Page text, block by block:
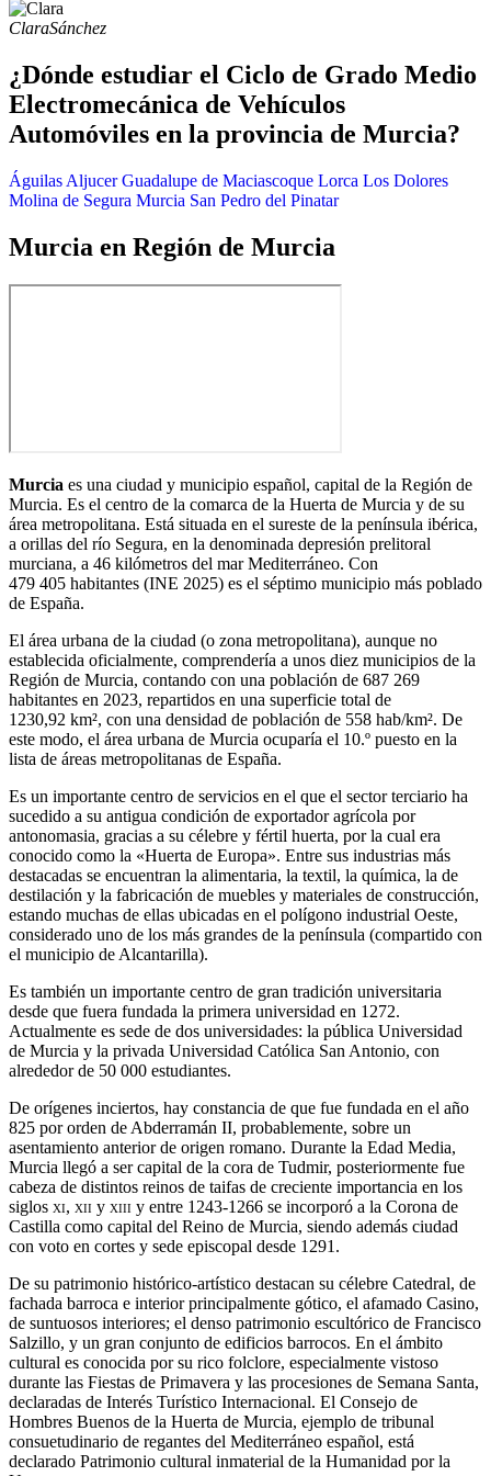
ClaraSánchez
¿Dónde estudiar el Ciclo de Grado Medio
Electromecánica de Vehículos
Automóviles en la provincia de Murcia?
Águilas Aljucer Guadalupe de Maciascoque Lorca Los Dolores
Molina de Segura Murcia San Pedro del Pinatar
Murcia en Región de Murcia
Murcia es una ciudad y municipio español, capital de la Región de
Murcia. Es el centro de la comarca de la Huerta de Murcia y de su
área metropolitana. Está situada en el sureste de la península ibérica,
a orillas del río Segura, en la denominada depresión prelitoral
murciana, a 46 kilómetros del mar Mediterráneo. Con
479 405 habitantes (INE 2025)​ es el séptimo municipio más poblado
de España.
El área urbana de la ciudad (o zona metropolitana), aunque no
establecida oficialmente, comprendería a unos diez municipios de la
Región de Murcia, contando con una población de 687 269
habitantes en 2023, repartidos en una superficie total de
1230,92 km², con una densidad de población de 558 hab/km².​ De
este modo, el área urbana de Murcia ocuparía el 10.º puesto en la
lista de áreas metropolitanas de España.
Es un importante centro de servicios en el que el sector terciario ha
sucedido a su antigua condición de exportador agrícola por
antonomasia, gracias a su célebre y fértil huerta, por la cual era
conocido como la «Huerta de Europa». Entre sus industrias más
destacadas se encuentran la alimentaria, la textil, la química, la de
destilación y la fabricación de muebles y materiales de construcción,
estando muchas de ellas ubicadas en el polígono industrial Oeste,
considerado uno de los más grandes de la península​ (compartido con
el municipio de Alcantarilla).
Es también un importante centro de gran tradición universitaria
desde que fuera fundada la primera universidad en 1272.​
Actualmente es sede de dos universidades: la pública Universidad
de Murcia y la privada Universidad Católica San Antonio, con
alrededor de 50 000 estudiantes.
De orígenes inciertos, hay constancia de que fue fundada en el año
825 por orden de Abderramán II, probablemente, sobre un
asentamiento anterior de origen romano.​ Durante la Edad Media,
Murcia llegó a ser capital de la cora de Tudmir,​ posteriormente fue
cabeza de distintos reinos de taifas de creciente importancia en los
siglos xi, xii y xiii ​ y entre 1243-1266 se incorporó a la Corona de
Castilla como capital del Reino de Murcia, siendo además ciudad
con voto en cortes y sede episcopal desde 1291.​
De su patrimonio histórico-artístico destacan su célebre Catedral, de
fachada barroca e interior principalmente gótico, el afamado Casino,
de suntuosos interiores; el denso patrimonio escultórico de Francisco
Salzillo, y un gran conjunto de edificios barrocos. En el ámbito
cultural es conocida por su rico folclore, especialmente vistoso
durante las Fiestas de Primavera y las procesiones de Semana Santa,
declaradas de Interés Turístico Internacional.​ El Consejo de
Hombres Buenos de la Huerta de Murcia, ejemplo de tribunal
consuetudinario de regantes del Mediterráneo español, está
declarado Patrimonio cultural inmaterial de la Humanidad por la